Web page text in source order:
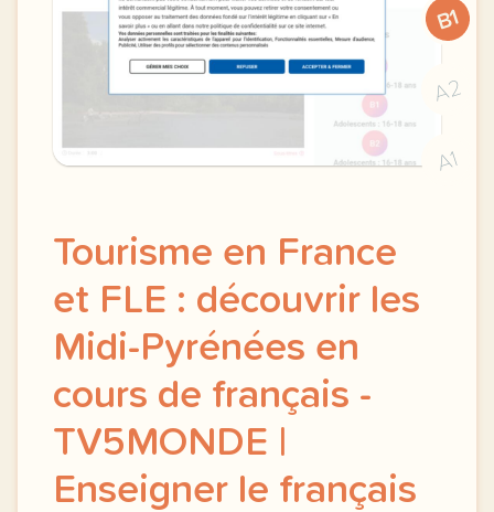
B1
A2
A1
Tourisme en France
et FLE : découvrir les
Midi-Pyrénées en
cours de français -
TV5MONDE |
Enseigner le français